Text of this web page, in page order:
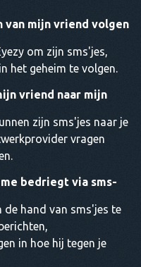
van mijn vriend volgen
om zijn sms'jes,
het geheim te volgen.
vriend naar mijn
zijn sms'jes naar je
vragen
bedriegt via sms-
de hand van sms'jes te
in hoe hij tegen je